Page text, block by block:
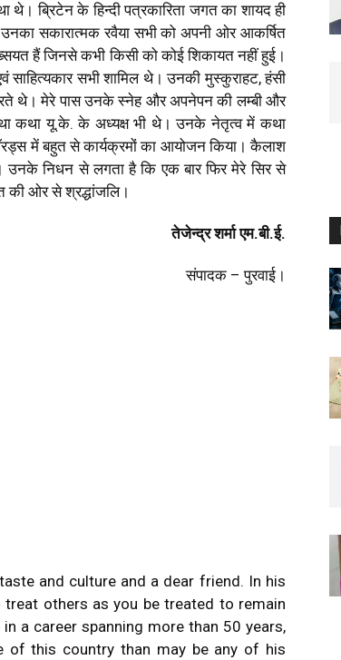
ब्रिटेन के हिन्दी पत्रकारिता जगत का शायद ही
सकारात्मक रवैया सभी को अपनी ओर आकर्षित
हैं जिनसे कभी किसी को कोई शिकायत नहीं हुई।
साहित्यकार सभी शामिल थे। उनकी मुस्कुराहट, हंसी
थे। मेरे पास उनके स्नेह और अपनेपन की लम्बी और
संस्था कथा यू.के. के अध्यक्ष भी थे। उनके नेतृत्व में कथा
में बहुत से कार्यक्रमों का आयोजन किया। कैलाश
उनके निधन से लगता है कि एक बार फिर मेरे सिर से
की ओर से श्रद्धांजलि।
तेजेन्द्र शर्मा एम.बी.ई.
संपादक – पुरवाई।
and culture and a dear friend. In his
others as you be treated to remain
a career spanning more than 50 years,
of this country than may be any of his